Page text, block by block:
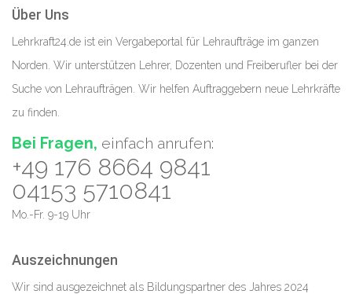
Über Uns
Lehrkraft24.de ist ein Vergabeportal für Lehraufträge im ganzen
Norden. Wir unterstützen Lehrer, Dozenten und Freiberufler bei der
Suche von Lehraufträgen. Wir helfen Auftraggebern neue Lehrkräfte
zu finden.
Bei Fragen, einfach anrufen:
+49 176 8664 9841
04153 5710841
Mo.-Fr. 9-19 Uhr
Auszeichnungen
Wir sind ausgezeichnet als Bildungspartner des Jahres 2024